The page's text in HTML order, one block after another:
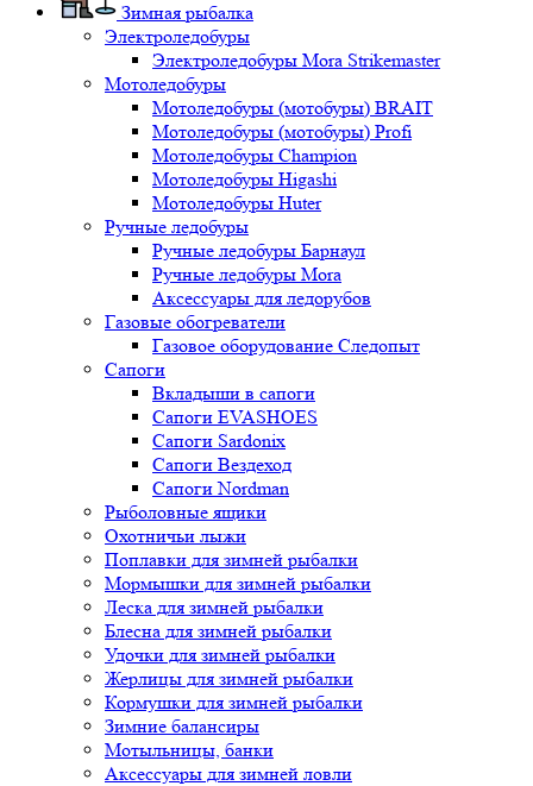
Зимная рыбалка
Электроледобуры
Электроледобуры Mora Strikemaster
Мотоледобуры
Мотоледобуры (мотобуры) BRAIT
Мотоледобуры (мотобуры) Profi
Мотоледобуры Champion
Мотоледобуры Higashi
Мотоледобуры Huter
Ручные ледобуры
Ручные ледобуры Барнаул
Ручные ледобуры Mora
Аксессуары для ледорубов
Газовые обогреватели
Газовое оборудование Следопыт
Сапоги
Вкладыши в сапоги
Сапоги EVASHOES
Сапоги Sardonix
Сапоги Вездеход
Сапоги Nordman
Рыболовные ящики
Охотничьи лыжи
Поплавки для зимней рыбалки
Мормышки для зимней рыбалки
Леска для зимней рыбалки
Блесна для зимней рыбалки
Удочки для зимней рыбалки
Жерлицы для зимней рыбалки
Кормушки для зимней рыбалки
Зимние балансиры
Мотыльницы, банки
Аксессуары для зимней ловли